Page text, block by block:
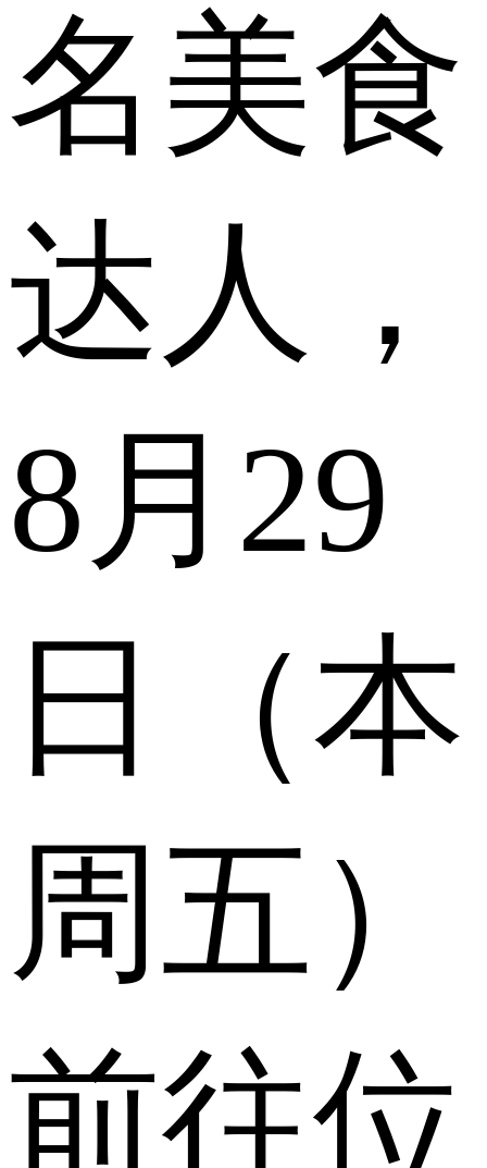
名美食
达人，
8月29
日（本
周五）
前往位